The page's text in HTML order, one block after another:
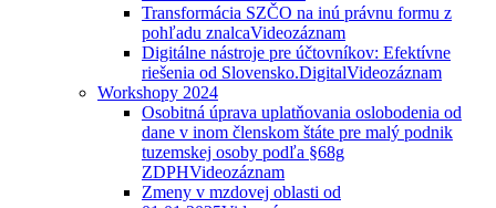
Transformácia SZČO na inú právnu formu z
pohľadu znalcaVideozáznam
Digitálne nástroje pre účtovníkov: Efektívne
riešenia od Slovensko.DigitalVideozáznam
Workshopy 2024
Osobitná úprava uplatňovania oslobodenia od
dane v inom členskom štáte pre malý podnik
tuzemskej osoby podľa §68g
ZDPHVideozáznam
Zmeny v mzdovej oblasti od